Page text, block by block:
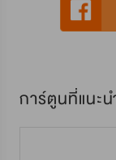
การ์ตูนที่แนะ